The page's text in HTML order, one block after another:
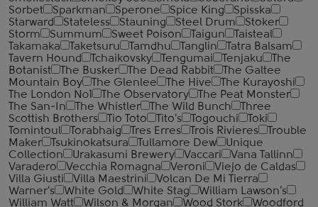
Sorbet
Sparkman Sperone Spice King
Spisska
Starward
Stateless Stauning Steel Drum
Stoker
Storm
Summum Sweet Poison Taigun
Taisteal
Takamaka
Taketsuru Tamdhu Tanglin
Tatra Balsam
Tavern Hound
Tchaikovsky Tengumai Tenjaku
The
Botanist
The Busker The Dead Rabbit
The Galtee
Mountain Boy
The Glenlee The Hive
The Kurayoshi
The London №1
The Observatory
The Peat Monster
The San-In
The Whistler The Wild Bunch
Three
Scottish Brothers
Tio Toto Tito's Togouchi
Toki
Tomintoul
Torabhaig Tres Erres Trois Rivieres
Trouble
Maker
Tsukinokatsura Tullamore Dew
Unique
Collection
Urakasumi Brewery Vaccari
Vana Tallinn
Varadero
Vecchia Romagna Veroni
Viejo de Caldas
Villa Giusti
Villa Maestrini
Volcan De Mi Tierra
Warner's
White Gold White Stag
William Lawson's
William Watt
Wilson & Morgan Wood Stork
Woodford